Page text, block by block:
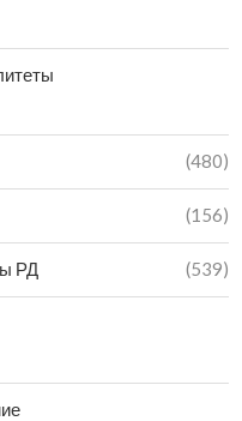
(480)
(156)
РД (539)